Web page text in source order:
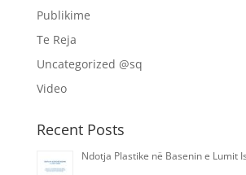
Publikime
Te Reja
Uncategorized @sq
Video
Recent Posts
Ndotja Plastike në Basenin e Lumit